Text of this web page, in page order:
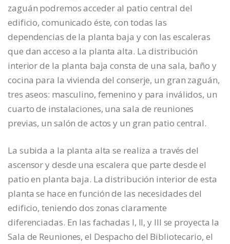
zaguán podremos acceder al patio central del
edificio, comunicado éste, con todas las
dependencias de la planta baja y con las escaleras
que dan acceso a la planta alta. La distribución
interior de la planta baja consta de una sala, baño y
cocina para la vivienda del conserje, un gran zaguán,
tres aseos: masculino, femenino y para inválidos, un
cuarto de instalaciones, una sala de reuniones
previas, un salón de actos y un gran patio central.
La subida a la planta alta se realiza a través del
ascensor y desde una escalera que parte desde el
patio en planta baja. La distribución interior de esta
planta se hace en función de las necesidades del
edificio, teniendo dos zonas claramente
diferenciadas. En las fachadas I, II, y III se proyecta la
Sala de Reuniones, el Despacho del Bibliotecario, el